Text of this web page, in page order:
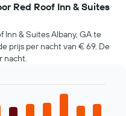
Red Roof Inn & Suites
Inn & Suites Albany, GA te
prijs per nacht van € 69. De
nacht.